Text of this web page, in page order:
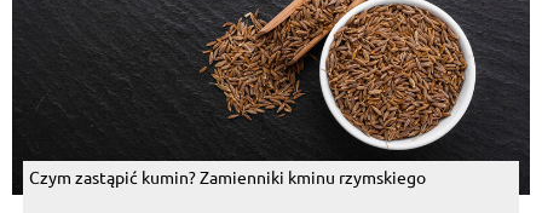
Czym zastąpić kumin? Zamienniki kminu rzymskiego